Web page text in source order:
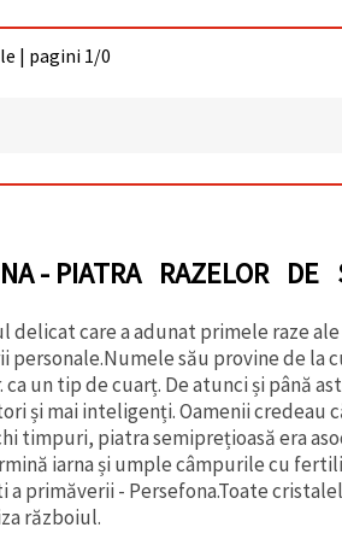
| pagini 1/0
- PIATRA RAZELOR DE
delicat care a adunat primele raze
personale.Numele său provine de la
ca un tip de cuarț. De atunci și până
și mai inteligenți. Oamenii credeau
timpuri, piatra semiprețioasă era
iarna și umple câmpurile cu
a primăverii - Persefona.Toate
războiul.